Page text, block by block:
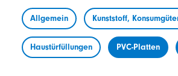
Allgemein Kunststoff,
Haustürfüllungen PVC-Platten